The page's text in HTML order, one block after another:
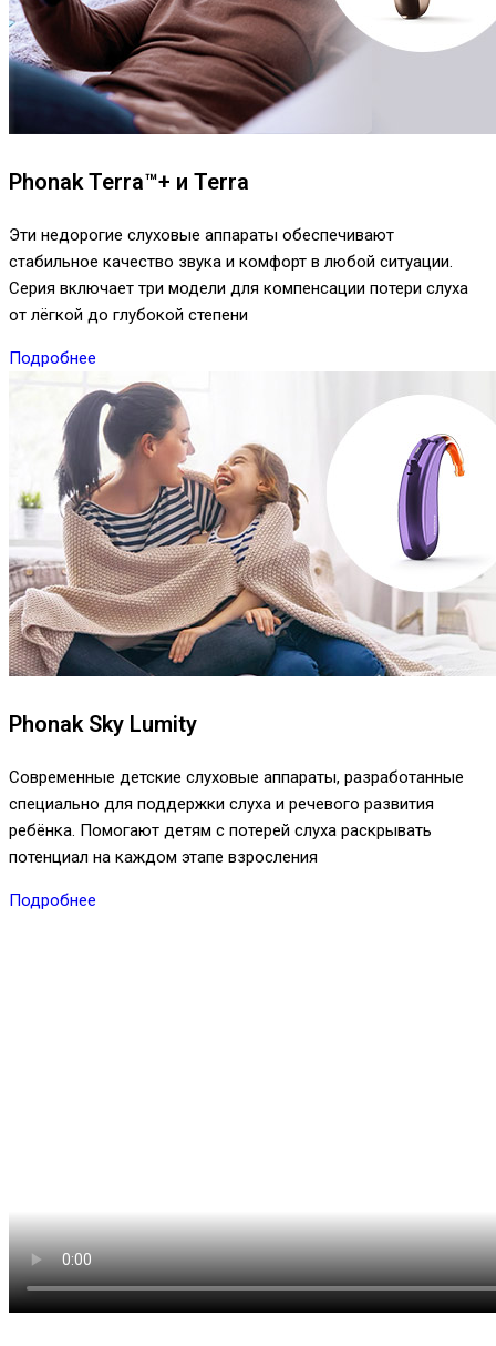
Phonak Terra™+ и Terra
Эти недорогие слуховые аппараты обеспечивают
стабильное качество звука и комфорт в любой ситуации.
Серия включает три модели для компенсации потери слуха
от лёгкой до глубокой степени
Подробнее
Phonak Sky Lumity
Современные детские слуховые аппараты, разработанные
специально для поддержки слуха и речевого развития
ребёнка. Помогают детям с потерей слуха раскрывать
потенциал на каждом этапе взросления
Подробнее